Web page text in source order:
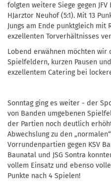
folgten weitere Siege gegen JFV
HJarztor Neuhof (5:1). Mit 13
Jungs am Ende punktgleich
exzellenten Torverhältnisses
Lobend erwähnen möchten
Spielfeldern, kurzen Pausen
exzellentem Catering bei
Sonntag ging es weiter - der
von Banden umgebenen
der Partien noch deutlich
Abwechslung zu den
Vorrundenpartien gegen KSV
Baunatal und JSG Sontra
vollem Einsatz und ebenso
Punkte nach 4 Spielen!